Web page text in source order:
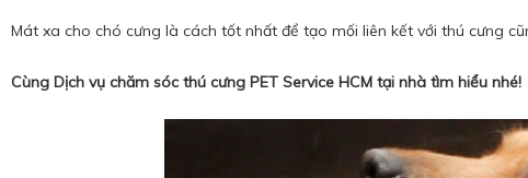
Mát xa cho chó cưng là cách tốt nhất để tạo mối liên kết với thú cưng
Cùng Dịch vụ chăm sóc thú cưng PET Service HCM tại nhà tìm hiểu nhé!